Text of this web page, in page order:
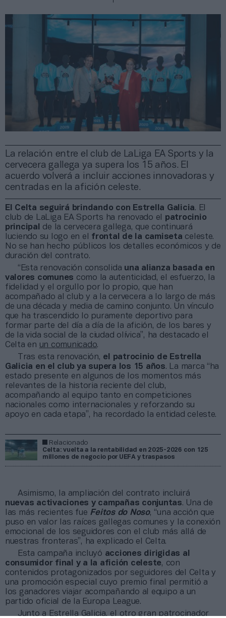
La relación entre el club de LaLiga EA Sports y la
cervecera gallega ya supera los 15 años. El
acuerdo volverá a incluir acciones innovadoras y
centradas en la afición celeste.
El Celta seguirá brindando con Estrella Galicia. El
club de LaLiga EA Sports ha renovado el patrocinio
principal
de la cervecera gallega, que continuará
luciendo su logo en el frontal de la camiseta celeste.
No se han hecho públicos los detalles económicos y de
duración del contrato.
“Esta renovación consolida una alianza basada en
valores comunes como la autenticidad, el esfuerzo, la
fidelidad y el orgullo por lo propio, que han
acompañado al club y a la cervecera a lo largo de más
de una década y media de camino conjunto. Un vínculo
que ha trascendido lo puramente deportivo para
formar parte del día a día de la afición, de los bares y
de la vida social de la ciudad olívica”, ha destacado el
Celta en un comunicado.
Tras esta renovación, el patrocinio de Estrella
Galicia en el club ya supera los 15 años. La marca “ha
estado presente en algunos de los momentos más
relevantes de la historia reciente del club,
acompañando al equipo tanto en competiciones
nacionales como internacionales y reforzando su
apoyo en cada etapa”, ha recordado la entidad celeste.
Relacionado
Celta: vuelta a la rentabilidad en 2025-2026 con 125
millones de negocio por UEFA y traspasos
Asimismo, la ampliación del contrato incluirá
nuevas activaciones y campañas conjuntas. Una de
las más recientes fue Feitos do Noso, “una acción que
puso en valor las raíces gallegas comunes y la conexión
emocional de los seguidores con el club más allá de
nuestras fronteras”, ha explicado el Celta.
Esta campaña incluyó acciones dirigidas al
consumidor final y a la afición celeste, con
contenidos protagonizados por seguidores del Celta y
una promoción especial cuyo premio final permitió a
los ganadores viajar acompañando al equipo a un
partido oficial de la Europa League.
Junto a Estrella Galicia, el otro gran patrocinador